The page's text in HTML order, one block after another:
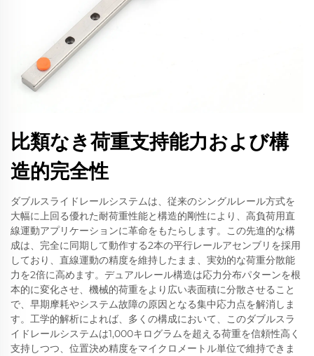
比類なき荷重支持能力および構
造的完全性
ダブルスライドレールシステムは、従来のシングルレール方式を
大幅に上回る優れた耐荷重性能と構造的剛性により、高負荷用直
線運動アプリケーションに革命をもたらします。この先進的な構
成は、完全に同期して動作する2本の平行レールアセンブリを採用
しており、直線運動の精度を維持したまま、実効的な荷重分散能
力を2倍に高めます。デュアルレール構造は応力分布パターンを根
本的に変化させ、機械的荷重をより広い表面積に分散させること
で、早期摩耗やシステム故障の原因となる集中応力点を解消しま
す。工学的解析によれば、多くの構成において、このダブルスラ
イドレールシステムは1,000キログラムを超える荷重を信頼性高く
支持しつつ、位置決め精度をマイクロメートル単位で維持できま